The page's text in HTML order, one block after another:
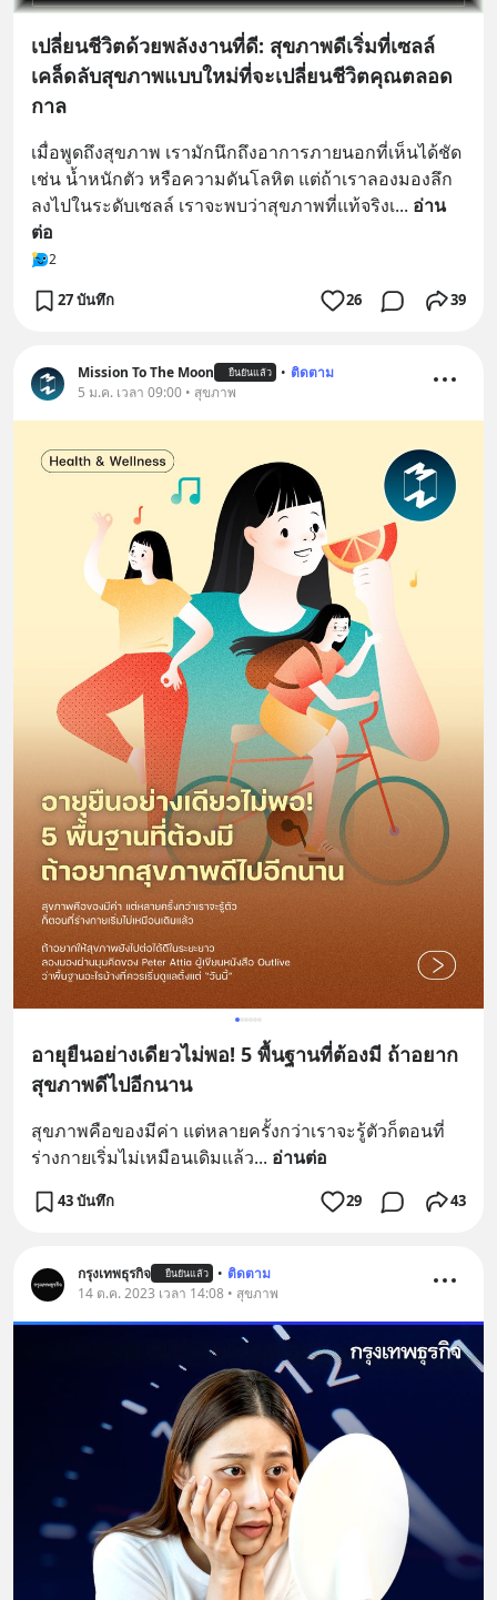
เปลี่ยนชีวิตด้วยพลังงานที่ดี: สุขภาพดีเริ่มที่เซลล์
เคล็ดลับสุขภาพแบบใหม่ที่จะเปลี่ยนชีวิตคุณตลอด
กาล
เมื่อพูดถึงสุขภาพ เรามักนึกถึงอาการภายนอกที่เห็นได้ชัด
เช่น น้ำหนักตัว หรือความดันโลหิต แต่ถ้าเราลองมองลึก
ลงไปในระดับเซลล์ เราจะพบว่าสุขภาพที่แท้จริงเ... อ่าน
ต่อ
2
27 บันทึก 26 39
Mission To The Moon ยืนยันแล้ว • ติดตาม
5 ม.ค. เวลา 09:00 • สุขภาพ
อายุยืนอย่างเดียวไม่พอ! 5 พื้นฐานที่ต้องมี ถ้าอยาก
สุขภาพดีไปอีกนาน
สุขภาพคือของมีค่า แต่หลายครั้งกว่าเราจะรู้ตัวก็ตอนที่
ร่างกายเริ่มไม่เหมือนเดิมแล้ว... อ่านต่อ
43 บันทึก 29 43
กรุงเทพธุรกิจ ยืนยันแล้ว • ติดตาม
14 ต.ค. 2023 เวลา 14:08 • สุขภาพ